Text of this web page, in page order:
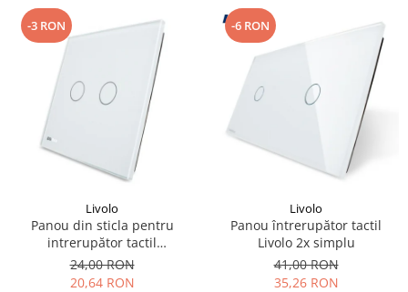
-3 RON
Livolo
Panou din sticla pentru
intrerupător tactil
dublu,Livolo
24,00 RON
20,64 RON
-6 RON
Livolo
Panou întrerupător tactil
Livolo 2x simplu
41,00 RON
35,26 RON